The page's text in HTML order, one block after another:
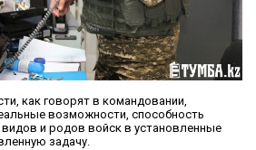
как говорят в командовании,
возможности, способность
видов и родов войск в установленные
задачу.